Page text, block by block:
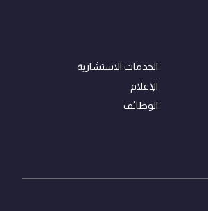
الخدمات الاستشارية
الإعلام
الوظائف